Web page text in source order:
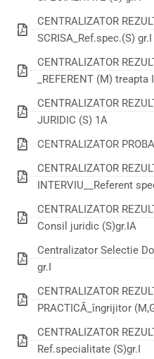
CENTRALIZATOR
SCRISA_Ref.spec.(S) gr.I
CENTRALIZATOR
_REFERENT (M) treapta
CENTRALIZATOR
JURIDIC (S) 1A
CENTRALIZATOR
CENTRALIZATOR
INTERVIU__Referent
CENTRALIZATOR
Consil juridic (S)gr.IA
Centralizator Selectie
gr.I
CENTRALIZATOR
PRACTICĂ_îngrijitor
CENTRALIZATOR
Ref.specialitate (S)gr.I